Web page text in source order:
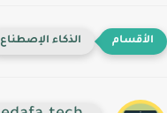
الذكاء اﻹصطناع